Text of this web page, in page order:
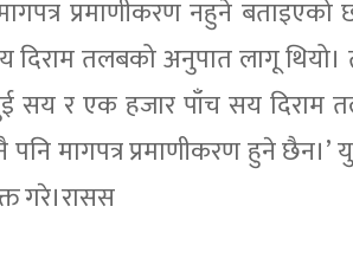
प्रमाणीकरण नहुने बताइएको
तलबको अनुपात लागू थियो।
सय र एक हजार पाँच सय दिराम
मागपत्र प्रमाणीकरण हुने छैन।’
गरे।रासस